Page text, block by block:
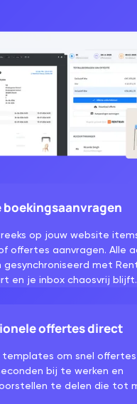
op jouw website
offertes aanvragen. Alle
met
en je inbox chaosvrij blijft.
offertes direct
om snel offertes
bij te werken en
te delen die tot